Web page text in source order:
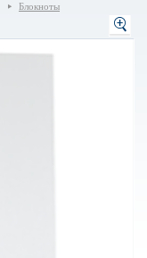
Блокноты